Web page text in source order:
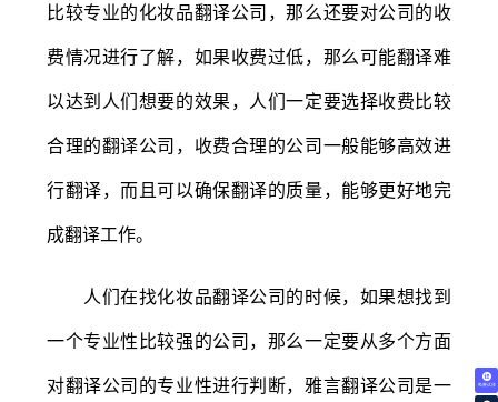
免费试译
比较专业的化妆品翻译公司，那么还要对公司的收
费情况进行了解，如果收费过低，那么可能翻译难
以达到人们想要的效果，人们一定要选择收费比较
合理的翻译公司，收费合理的公司一般能够高效进
行翻译，而且可以确保翻译的质量，能够更好地完
成翻译工作。
人们在找化妆品翻译公司的时候，如果想找到
一个专业性比较强的公司，那么一定要从多个方面
对翻译公司的专业性进行判断，雅言翻译公司是一